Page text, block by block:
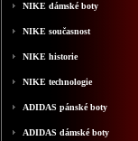
NIKE dámské boty
NIKE současnost
NIKE historie
NIKE technologie
ADIDAS pánské boty
ADIDAS dámské boty